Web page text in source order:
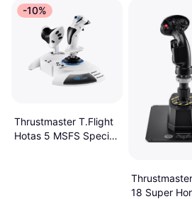
-10%
Thrustmaster T.Flight
Hotas 5 MSFS Special
18 Super